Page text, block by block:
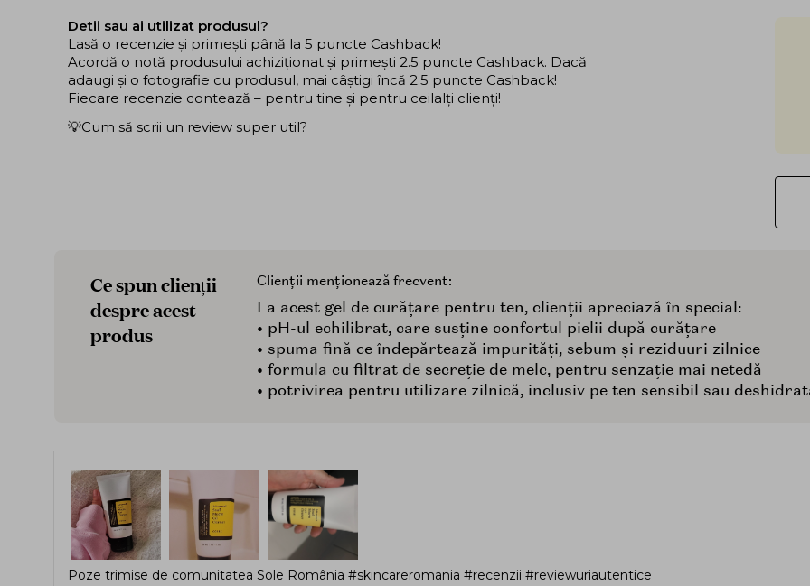
Detii sau ai utilizat produsul?
Lasă o recenzie și primești până la 5 puncte Cashback!
Acordă o notă produsului achiziționat și primești 2.5 puncte Cashback. Dacă
adaugi și o fotografie cu produsul, mai câștigi încă 2.5 puncte Cashback!
Fiecare recenzie contează – pentru tine și pentru ceilalți clienți!
💡Cum să scrii un review super util?
Ce spun clienții
despre acest
produs
Clienții menționează frecvent:
La acest gel de curățare pentru ten, clienții apreciază în special:
• pH-ul echilibrat, care susține confortul pielii după curățare
• spuma fină ce îndepărtează impurități, sebum și reziduuri zilnice
• formula cu filtrat de secreție de melc, pentru senzație mai netedă
• potrivirea pentru utilizare zilnică, inclusiv pe ten sensibil sau
Poze trimise de comunitatea Sole România #skincareromania #recenzii #reviewuriautentice